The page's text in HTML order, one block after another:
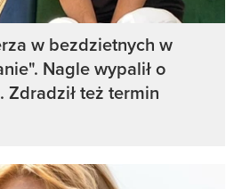
w bezdzietnych w
Nagle wypalił o
Zdradził też termin